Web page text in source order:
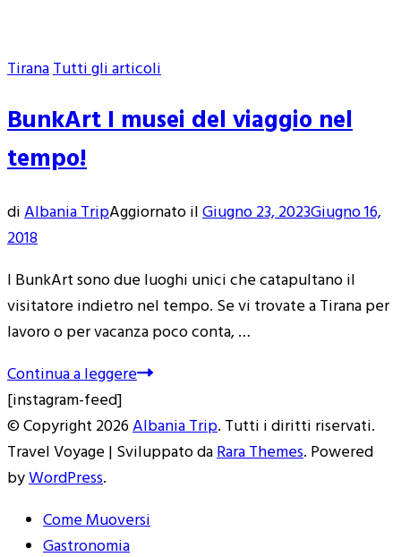
TiranaTutti gli articoli
BunkArt I musei del viaggio nel
tempo!
diAlbania TripAggiornato ilGiugno 23, 2023Giugno 16,
2018
I BunkArt sono due luoghi unici che catapultano il
visitatore indietro nel tempo. Se vi trovate a Tirana per
lavoro o per vacanza poco conta, …
Continua a leggere
[instagram-feed]
© Copyright 2026Albania Trip. Tutti i diritti riservati.
Travel Voyage | Sviluppato daRara Themes. Powered
byWordPress.
Come Muoversi
Gastronomia